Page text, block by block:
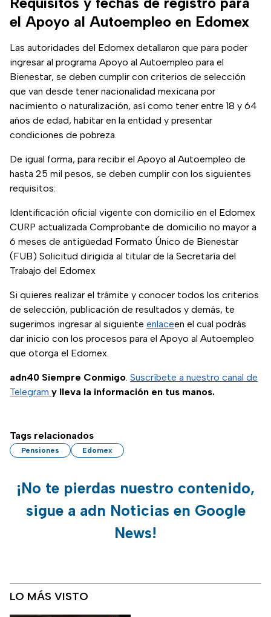
el Apoyo al Autoempleo en Edomex
Las autoridades del Edomex detallaron que para poder
ingresar al programa Apoyo al Autoempleo para el
Bienestar, se deben cumplir con criterios de selección
que van desde tener nacionalidad mexicana por
nacimiento o naturalización, así como tener entre 18 y 64
años de edad, habitar en la entidad y presentar
condiciones de pobreza.
De igual forma, para recibir el Apoyo al Autoempleo de
hasta 25 mil pesos, se deben cumplir con los siguientes
requisitos:
Identificación oficial vigente con domicilio en el Edomex
CURP actualizada Comprobante de domicilio no mayor a
6 meses de antigüedad Formato Único de Bienestar
(FUB) Solicitud dirigida al titular de la Secretaría del
Trabajo del Edomex
Si quieres realizar el trámite y conocer todos los criterios
de selección, publicación de resultados y demás, te
sugerimos ingresar al siguiente enlace(se abre en nueva
en el cual podrás
dar inicio con los procesos para el Apoyo al Autoempleo
que otorga el Edomex.
adn40 Siempre Conmigo. Suscríbete a nuestro canal de
Telegram y lleva la información en tus manos.
Tags relacionados
Pensiones Edomex
¡No te pierdas nuestro contenido,
sigue a adn Noticias en Google
News!
LO MÁS VISTO